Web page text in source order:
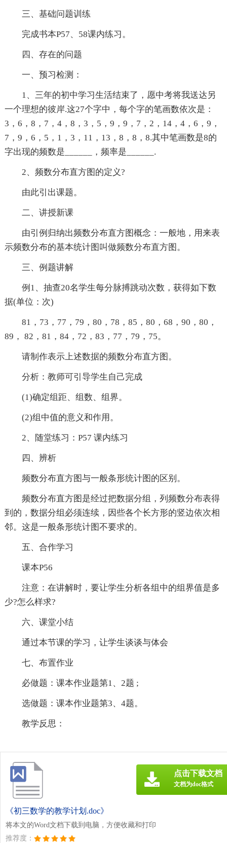
三、基础问题训练
完成书本P57、58课内练习。
四、存在的问题
一、预习检测：
1、三年的初中学习生活结束了，愿中考将我送达另
一个理想的彼岸.这27个字中，每个字的笔画数依次是：
3，6，8，7，4，8，3，5，9，9，7，2，14，4，6，9，
7，9，6，5，1，3，11，13，8，8，8.其中笔画数是8的
字出现的频数是______，频率是______.
2、频数分布直方图的定义?
由此引出课题。
二、讲授新课
由引例归纳出频数分布直方图概念：一般地，用来表
示频数分布的基本统计图叫做频数分布直方图。
三、例题讲解
例1、抽查20名学生每分脉搏跳动次数，获得如下数
据(单位：次)
81，73，77，79，80，78，85，80，68，90，80，
89， 82，81，84，72，83，77，79，75。
请制作表示上述数据的频数分布直方图。
分析：教师可引导学生自己完成
(1)确定组距、组数、组界。
(2)组中值的意义和作用。
2、随堂练习：P57 课内练习
四、辨析
频数分布直方图与一般条形统计图的区别。
频数分布直方图是经过把数据分组，列频数分布表得
到的，数据分组必须连续，因些各个长方形的竖边依次相
邻。这是一般条形统计图不要求的。
五、合作学习
课本P56
注意：在讲解时，要让学生分析各组中的组界值是多
少?怎么样求?
六、课堂小结
通过本节课的学习，让学生谈谈与体会
七、布置作业
必做题：课本作业题第1、2题 ;
选做题：课本作业题第3、4题。
教学反思：
《初三数学的教学计划.doc》
将本文的Word文档下载到电脑，方便收藏和打印
推荐度：
点击下载文档
文档为doc格式